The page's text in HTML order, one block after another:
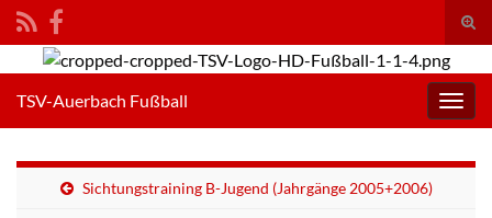
Search for:
TSV-Auerbach Fußball
Sichtungstraining B-Jugend (Jahrgänge 2005+2006)